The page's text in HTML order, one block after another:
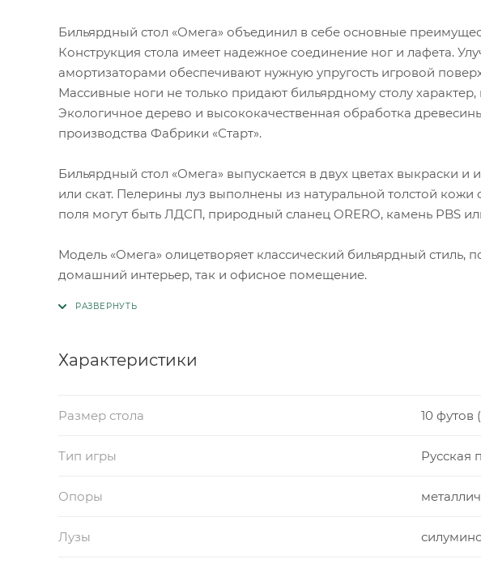
Бильярдный стол «Омега» объединил в себе основные
Конструкция стола имеет надежное соединение ног и лафета.
амортизаторами обеспечивают нужную упругость игровой
Массивные ноги не только придают бильярдному столу
Экологичное дерево и высококачественная обработка
производства Фабрики «Старт».
Бильярдный стол «Омега» выпускается в двух цветах выкраски и
или скат. Пелерины луз выполнены из натуральной толстой кожи
поля могут быть ЛДСП, природный сланец ORERO, камень PBS
Модель «Омега» олицетворяет классический бильярдный стиль,
домашний интерьер, так и офисное помещение.
Характеристики
Размер стола 10 футов
Тип игры Русская
Опоры
Лузы